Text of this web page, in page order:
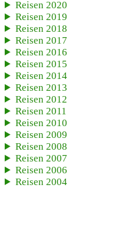
Reisen 2020
Reisen 2019
Reisen 2018
Reisen 2017
Reisen 2016
Reisen 2015
Reisen 2014
Reisen 2013
Reisen 2012
Reisen 2011
Reisen 2010
Reisen 2009
Reisen 2008
Reisen 2007
Reisen 2006
Reisen 2004